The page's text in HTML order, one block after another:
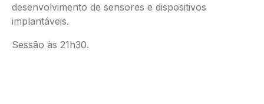
desenvolvimento de sensores e dispositivos
implantáveis.
Sessão às 21h30.